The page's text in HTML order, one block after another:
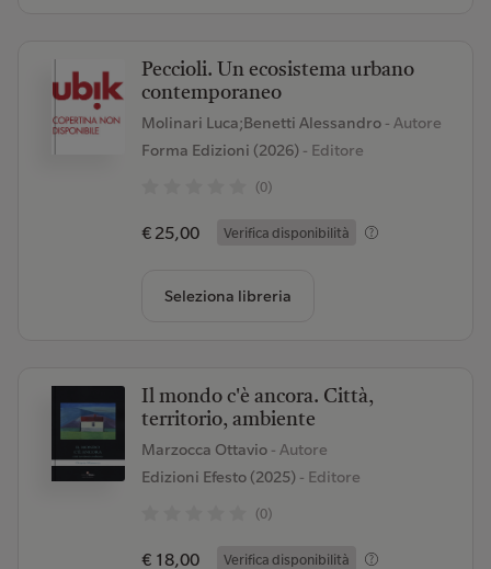
Peccioli. Un ecosistema urbano
contemporaneo
Molinari Luca;Benetti Alessandro - Autore
Forma Edizioni (2026)- Editore
(0)
€ 25,00 Verifica disponibilità
Seleziona libreria
Il mondo c'è ancora. Città,
territorio, ambiente
Marzocca Ottavio - Autore
Edizioni Efesto (2025)- Editore
(0)
€ 18,00 Verifica disponibilità